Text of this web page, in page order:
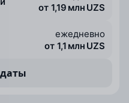
от 1,19 млн UZS
ежедневно
от 1,1 млн UZS